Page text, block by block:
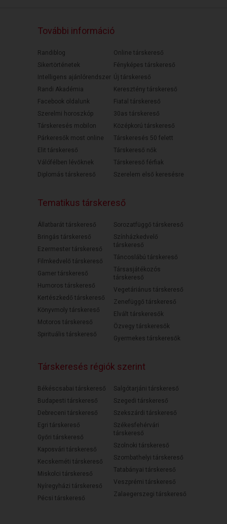
További információ
Randiblog
Sikertörténetek
Intelligens ajánlórendszer
Randi Akadémia
Facebook oldalunk
Szerelmi horoszkóp
Társkeresés mobilon
Párkeresők most online
Elit társkereső
Válófélben lévőknek
Diplomás társkereső
Online társkereső
Fényképes társkereső
Új társkereső
Keresztény társkereső
Fiatal társkereső
30as társkereső
Középkorú társkereső
Társkeresés 50 felett
Társkereső nők
Társkereső férfiak
Szerelem első keresésre
Tematikus társkereső
Állatbarát társkereső
Bringás társkereső
Ezermester társkereső
Filmkedvelő társkereső
Gamer társkereső
Humoros társkereső
Kertészkedő társkereső
Könyvmoly társkereső
Motoros társkereső
Spirituális társkereső
Sorozatfüggő társkereső
Színházkedvelő
társkereső
Táncoslábú társkereső
Társasjátékozós
társkereső
Vegetáriánus társkereső
Zenefüggő társkereső
Elvált társkeresők
Özvegy társkeresők
Gyermekes társkeresők
Társkeresés régiók szerint
Békéscsabai társkereső
Budapesti társkereső
Debreceni társkereső
Egri társkereső
Győri társkereső
Kaposvári társkereső
Kecskeméti társkereső
Miskolci társkereső
Nyíregyházi társkereső
Pécsi társkereső
Salgótarjáni társkereső
Szegedi társkereső
Szekszárdi társkereső
Székesfehérvári
társkereső
Szolnoki társkereső
Szombathelyi társkereső
Tatabányai társkereső
Veszprémi társkereső
Zalaegerszegi társkereső